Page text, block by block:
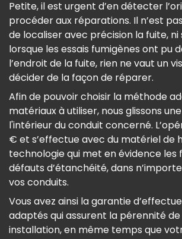
Petite, il est urgent d’en détecter
procéder aux réparations. Il n’est
de localiser avec précision la fuite, ni
lorsque les essais fumigènes ont pu
l’endroit de la fuite, rien ne vaut un
décider de la façon de réparer.
Afin de pouvoir choisir la méthode
matériaux à utiliser, nous glissons
l'intérieur du conduit concerné.
€ et s’effectue avec du matériel de
technologie qui met en évidence les
défauts d’étanchéité, dans
vos conduits.
Vous avez ainsi la garantie
adaptés qui assurent la pérennité
installation, en même temps que